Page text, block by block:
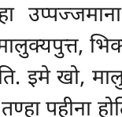
इमेखो,
पहीना